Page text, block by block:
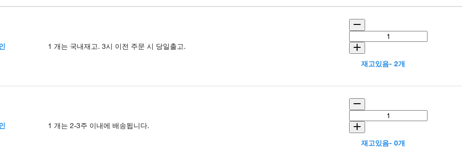
1 개는 국내재고. 3시 이전 주문 시 당일출고.
재고있음- 2개
1 개는 2-3주 이내에 배송됩니다.
재고있음- 0개